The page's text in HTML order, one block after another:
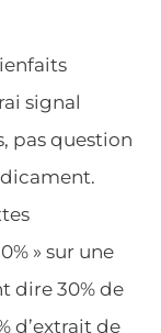
signal
pas question
» sur une
dire 30% de
d’extrait de